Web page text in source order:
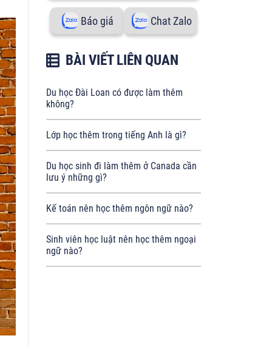
Báo giá Chat Zalo
BÀI VIẾT LIÊN QUAN
Du học Đài Loan có được làm thêm
không?
Lớp học thêm trong tiếng Anh là gì?
Du học sinh đi làm thêm ở Canada cần
lưu ý những gì?
Kế toán nên học thêm ngôn ngữ nào?
Sinh viên học luật nên học thêm ngoại
ngữ nào?